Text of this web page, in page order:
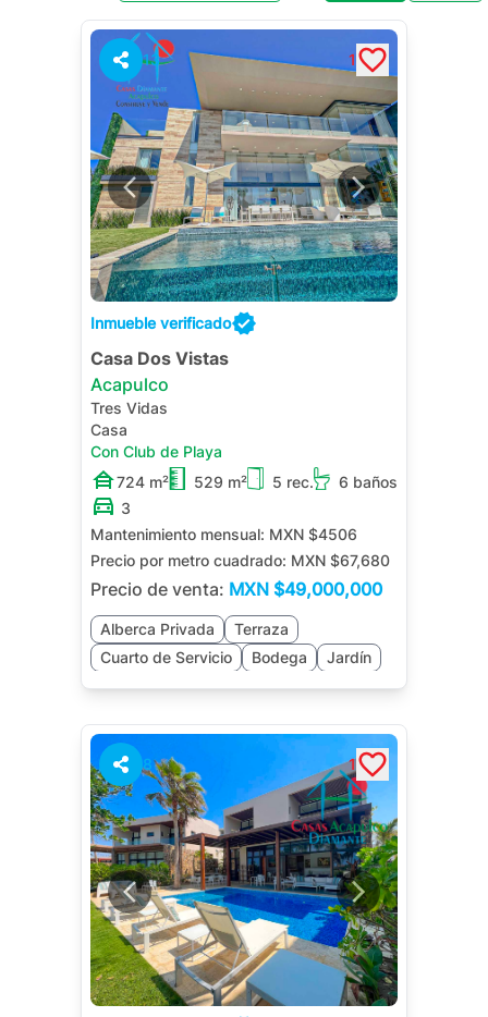
13 1
Inmueble verificado
Casa Dos Vistas
Acapulco
Tres Vidas
Casa
Con Club de Playa
724 m²
529 m² 5 rec.
6 baños
3
Mantenimiento mensual: MXN $4506
Precio por metro cuadrado: MXN $67,680
Precio de venta: MXN $49,000,000
Alberca Privada
Terraza
Cuarto de Servicio
Bodega
Jardín
Sala de TV
Salón de Juegos
8 1